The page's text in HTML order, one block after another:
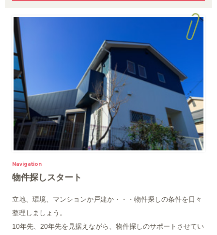
Navigation
物件探しスタート
立地、環境、マンションか戸建か・・・物件探しの条件を日々
整理しましょう。
10年先、20年先を見据えながら、物件探しのサポートさせてい